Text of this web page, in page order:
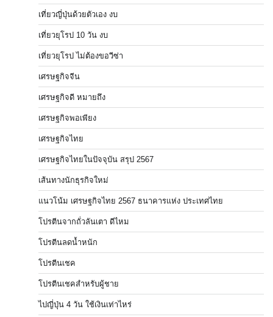
เที่ยวญี่ปุ่นด้วยตัวเอง งบ
เที่ยวยุโรป 10 วัน งบ
เที่ยวยุโรป ไม่ต้องขอวีซ่า
เศรษฐกิจจีน
เศรษฐกิจดี หมายถึง
เศรษฐกิจพอเพียง
เศรษฐกิจไทย
เศรษฐกิจไทยในปัจจุบัน สรุป 2567
เส้นทางนักธุรกิจใหม่
แนวโน้ม เศรษฐกิจไทย 2567 ธนาคารแห่ง ประเทศไทย
โปรตีนจากถั่วลันเตา ดีไหม
โปรตีนลดน้ำหนัก
โปรตีนเชค
โปรตีนเชคสำหรับผู้ชาย
ไปญี่ปุ่น 4 วัน ใช้เงินเท่าไหร่